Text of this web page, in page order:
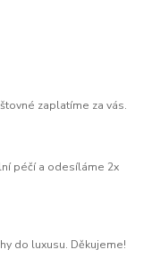
zaplatíme za vás.
péčí a odesíláme 2x
do luxusu. Děkujeme!